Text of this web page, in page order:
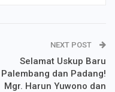
NEXT POST
Selamat Uskup Baru
Palembang dan Padang!
Mgr. Harun Yuwono dan